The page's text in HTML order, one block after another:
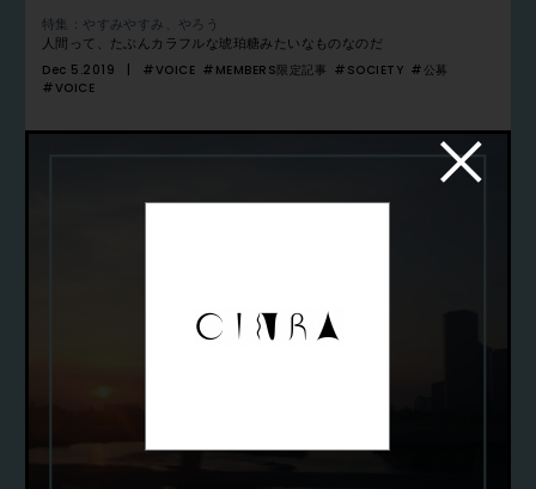
特集：やすみやすみ、やろう
人間って、たぶんカラフルな琥珀糖みたいなものなのだ
Dec 5.2019
#VOICE #MEMBERS限定記事 #SOCIETY #公募
#VOICE